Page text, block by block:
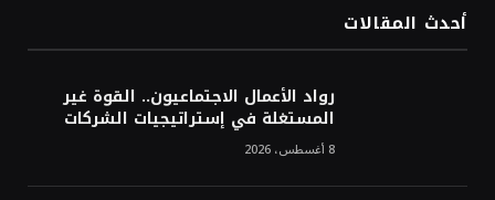
ترقب تطورات الوساطة بشأن الحرب
أحدث المقالات
رواد الأعمال الاجتماعيون.. القوة غير
المستغلة في إستراتيجيات الشركات
8 أغسطس، 2026